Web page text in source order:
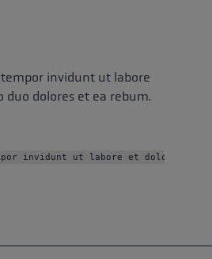
invidunt ut labore
dolores et ea rebum.
invidunt ut labore et dolore